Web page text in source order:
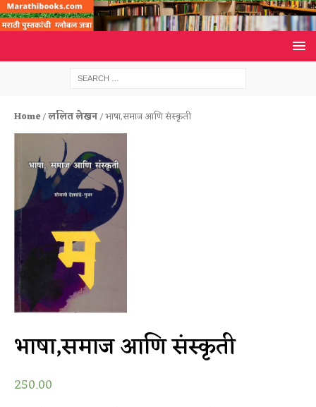
Home/ललित लेखन/ भाषा,समाज आणि संस्कृती
भाषा,समाज आणि संस्कृती
250.00